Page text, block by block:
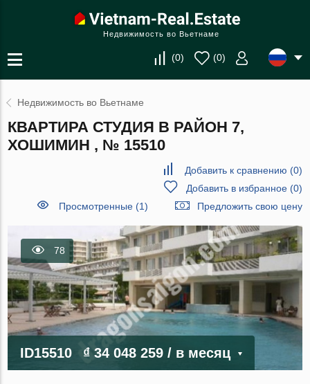
Недвижимость во Вьетнаме
(0) (0)
Недвижимость во Вьетнаме
КВАРТИРА СТУДИЯ В РАЙОН 7,
ХОШИМИН , № 15510
Добавить к сравнению (0)
Добавить в избранное(0)
Просмотренные (1)
Предложить свою цену
78
ID15510 ₫ 34 048 259/ в месяц